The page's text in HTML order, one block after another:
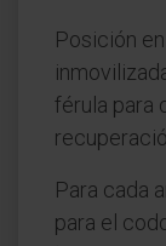
Posición
férula para
Para cada
para el